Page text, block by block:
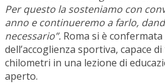
Per questo la sosteniamo con
anno e continueremo a farlo,
necessario”. Roma si è
dell’accoglienza sportiva, capace
chilometri in una lezione di
aperto.